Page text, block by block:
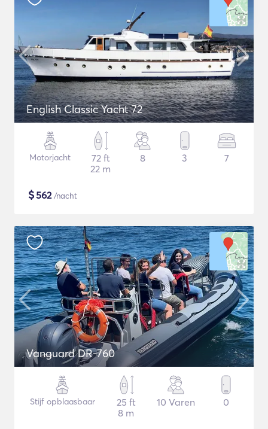
English Classic Yacht 72
Motorjacht
72 ft
22 m
8 3 7
$562/nacht
Vanguard DR-760
Stijf opblaasbaar
25 ft
8 m
10 Varen 0